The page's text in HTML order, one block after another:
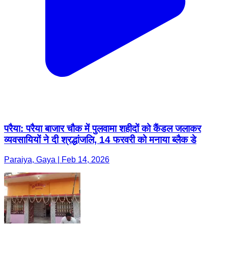
परैया: परैया बाजार चौक में पुलवामा शहीदों को कैंडल जलाकर
व्यवसायियों ने दी श्रद्धांजलि, 14 फरवरी को मनाया ब्लैक डे
Paraiya, Gaya | Feb 14, 2026